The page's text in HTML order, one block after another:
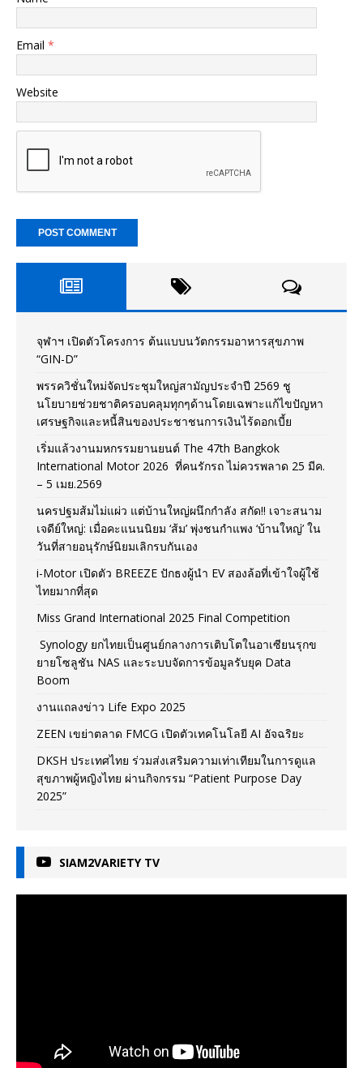
Email *
Website
จุฬาฯ เปิดตัวโครงการ ต้นแบบนวัตกรรมอาหารสุขภาพ
“GIN-D”
พรรควิชั่นใหม่จัดประชุมใหญ่สามัญประจำปี 2569 ชู
นโยบายช่วยชาติครอบคลุมทุกๆด้านโดยเฉพาะแก้ไขปัญหา
เศรษฐกิจและหนี้สินของประชาชนการเงินไร้ดอกเบี้ย
เริ่มแล้วงานมหกรรมยานยนต์ The 47th Bangkok
International Motor 2026 ที่คนรักรถ ไม่ควรพลาด 25 มีค.
– 5 เมย.2569
นครปฐมส้มไม่แผ่ว แต่บ้านใหญ่ผนึกกำลัง สกัด!! เจาะสนาม
เจดีย์ใหญ่: เมื่อคะแนนนิยม ‘ส้ม’ พุ่งชนกำแพง ‘บ้านใหญ่’ ใน
วันที่สายอนุรักษ์นิยมเลิกรบกันเอง
i-Motor เปิดตัว BREEZE ปักธงผู้นำ EV สองล้อที่เข้าใจผู้ใช้
ไทยมากที่สุด
Miss Grand International 2025 Final Competition
Synology ยกไทยเป็นศูนย์กลางการเติบโตในอาเซียนรุกข
ยายโซลูชัน NAS และระบบจัดการข้อมูลรับยุค Data
Boom
งานแถลงข่าว Life Expo 2025
ZEEN เขย่าตลาด FMCG เปิดตัวเทคโนโลยี AI อัจฉริยะ
DKSH ประเทศไทย ร่วมส่งเสริมความเท่าเทียมในการดูแล
สุขภาพผู้หญิงไทย ผ่านกิจกรรม “Patient Purpose Day
2025”
SIAM2VARIETY TV